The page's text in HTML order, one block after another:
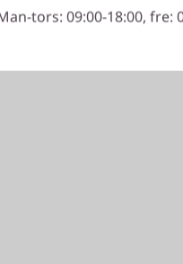
PC-er, og de drar
tors: 09:00-18:00, fre: